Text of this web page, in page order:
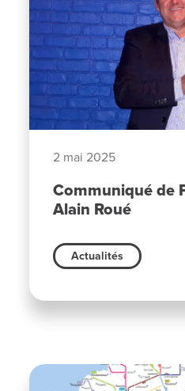
2 mai 2025
Communiqué de
Alain Roué
Actualités